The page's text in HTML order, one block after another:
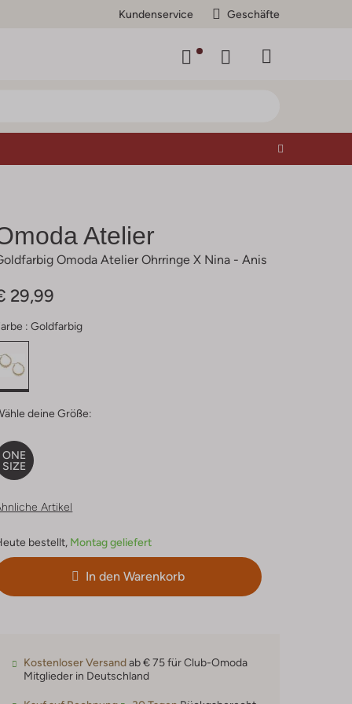
Kundenservice Geschäfte
Atelier
Omoda Atelier Ohrringe X Nina - Anis
29,99
: Goldfarbig
deine Größe:
ONE
SIZE
Artikel
bestellt, Montag geliefert
In den Warenkorb
Kostenloser Versandab € 75 für Club-Omoda
Mitglieder in Deutschland